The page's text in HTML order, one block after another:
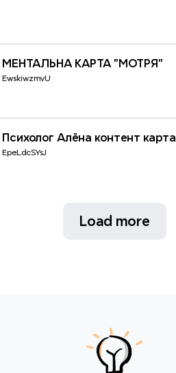
МЕНТАЛЬНА КАРТА "МОТРЯ"
EwskiwzmvU
Психолог Алёна контент карта
EpeLdcSYsJ
Load more